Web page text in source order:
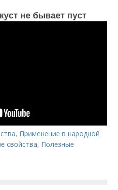
не бывает пуст
, Применение в народной
свойства, Полезные